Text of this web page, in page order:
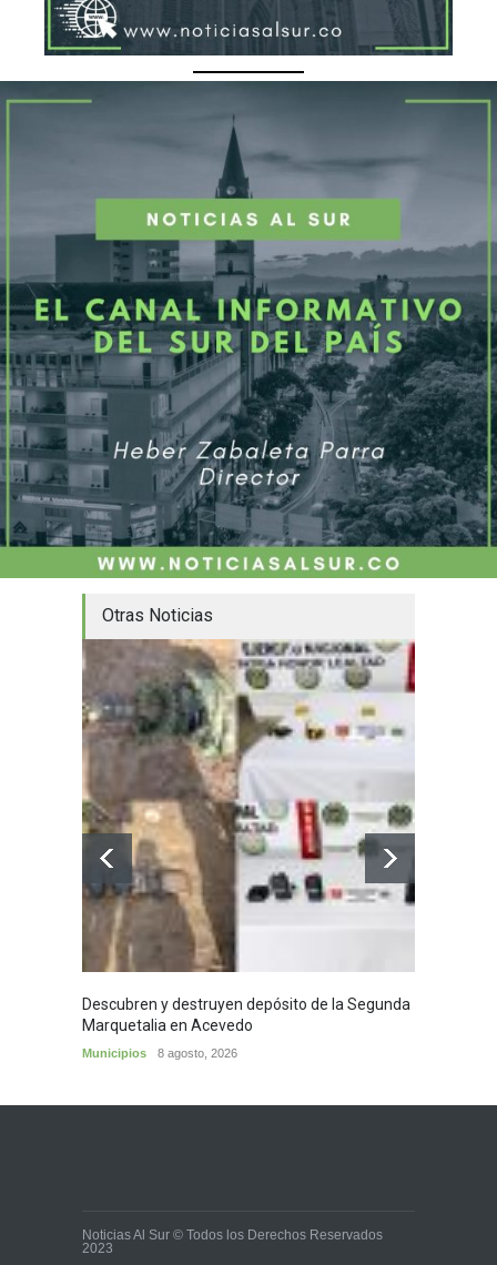
Otras Noticias
Descubren y destruyen depósito de la Segunda
Marquetalia en Acevedo
Municipios 8 agosto, 2026
Noticias Al Sur © Todos los Derechos Reservados
2023